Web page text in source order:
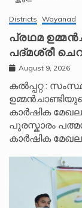
Districts Wayanad
പ്രഥമ
പദ്മശ്രീ
August 9, 2026
കൽപ്പറ്റ :
കാർഷിക
പുരസ്കാരം
കാർഷിക